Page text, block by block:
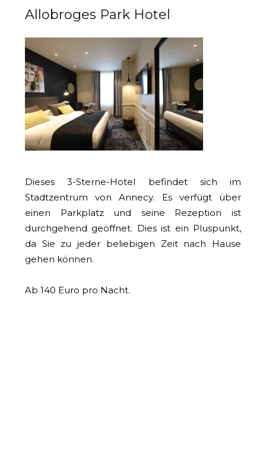
Allobroges Park Hotel
Dieses 3-Sterne-Hotel befindet sich im
Stadtzentrum von Annecy. Es verfügt über
einen Parkplatz und seine Rezeption ist
durchgehend geöffnet. Dies ist ein Pluspunkt,
da Sie zu jeder beliebigen Zeit nach Hause
gehen können.
Ab 140 Euro pro Nacht.